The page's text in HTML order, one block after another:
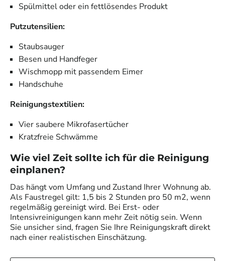
Spülmittel oder ein fettlösendes Produkt
Putzutensilien:
Staubsauger
Besen und Handfeger
Wischmopp mit passendem Eimer
Handschuhe
Reinigungstextilien:
Vier saubere Mikrofasertücher
Kratzfreie Schwämme
Wie viel Zeit sollte ich für die Reinigung
einplanen?
Das hängt vom Umfang und Zustand Ihrer Wohnung ab.
Als Faustregel gilt: 1,5 bis 2 Stunden pro 50 m2, wenn
regelmäßig gereinigt wird. Bei Erst- oder
Intensivreinigungen kann mehr Zeit nötig sein. Wenn
Sie unsicher sind, fragen Sie Ihre Reinigungskraft direkt
nach einer realistischen Einschätzung.